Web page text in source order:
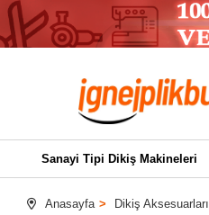
Sanayi Tipi Dikiş Makineleri
Anasayfa Dikiş Aksesuarları